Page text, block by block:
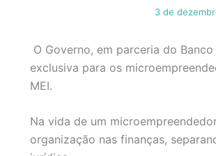
3 de
O Governo, em parceria do
exclusiva para os
MEI.
Na vida de um
organização nas finanças,